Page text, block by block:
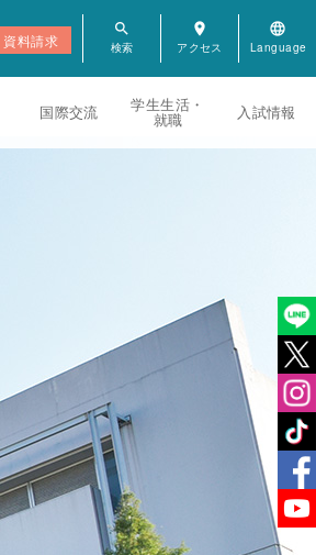
資料請求
search room language
国際交流 学生生活・
就職 入試情報